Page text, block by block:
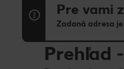
Pre vami
Zadaná adresa
Prehľad -